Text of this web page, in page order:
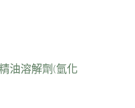
油溶解劑(氫化